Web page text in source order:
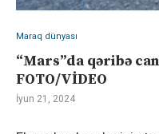
Maraq dünyası
“Mars”da qəribə
FOTO/VİDEO
İyun 21, 2024